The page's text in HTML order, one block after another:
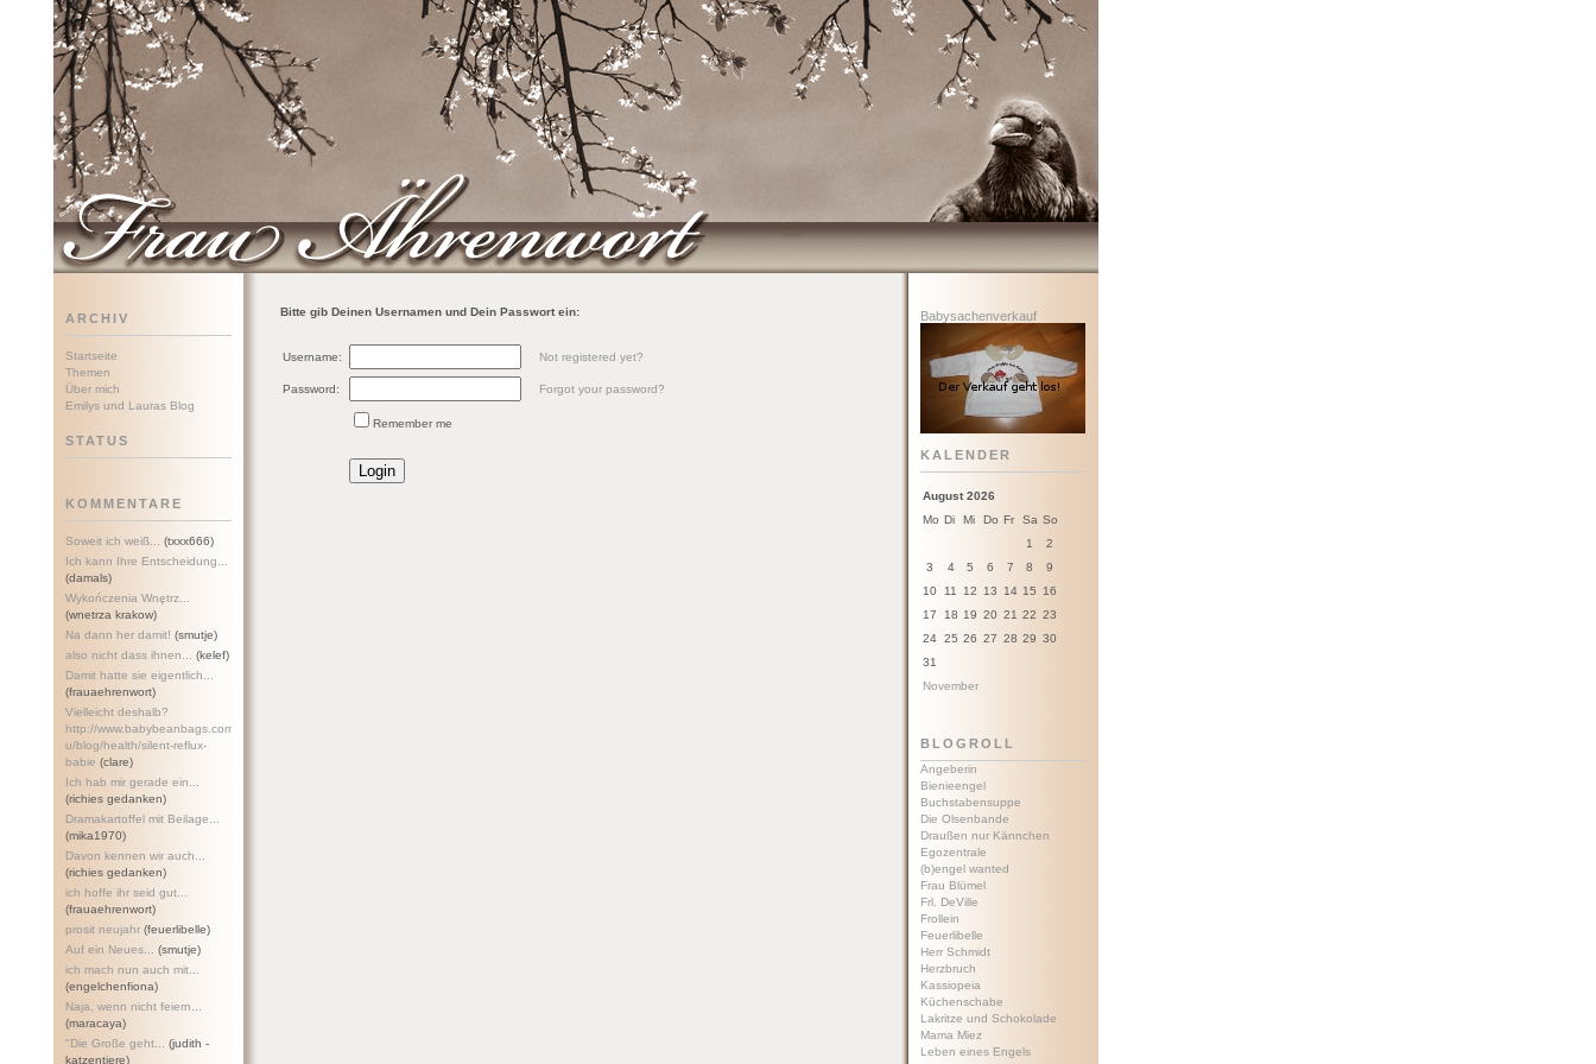
ARCHIV
Startseite
Themen
Über mich
Emilys und Lauras Blog
STATUS
KOMMENTARE
Soweit ich weiß...
(txxx666)
Ich kann Ihre Entscheidung...
(damals)
Wykończenia Wnętrz...
(wnetrza krakow)
Na dann her damit! (smutje)
also nicht dass ihnen...
(kelef)
Damit hatte sie eigentlich...
(frauaehrenwort)
Vielleicht deshalb?
http://www.babybeanbags.com.a
u/blog/health/silent-reflux-
babie (clare)
Ich hab mir gerade ein...
(richies gedanken)
Dramakartoffel mit Beilage...
(mika1970)
Davon kennen wir auch...
(richies gedanken)
ich hoffe ihr seid gut...
(frauaehrenwort)
prosit neujahr (feuerlibelle)
Auf ein Neues...
(smutje)
ich mach nun auch mit...
(engelchenfiona)
Naja, wenn nicht feiern...
(maracaya)
"Die Große geht...
(judith -
katzentiere)
Bitte gib Deinen Usernamen und Dein Passwort ein:
Username: Not registered yet?
Password: Forgot your password?
Remember me
Babysachenverkauf
KALENDER
August 2026
Mo Di Mi Do Fr Sa So
1
2
3
4 5 6 7 8
9
10
11 12 13 14 15
16
17
18 19 20 21 22 23
24 25 26 27 28 29 30
31
November
BLOGROLL
Angeberin
Bienieengel
Buchstabensuppe
Die Olsenbande
Draußen nur Kännchen
Egozentrale
(b)engel wanted
Frau Blümel
Frl. DeVille
Frollein
Feuerlibelle
Herr Schmidt
Herzbruch
Kassiopeia
Küchenschabe
Lakritze und Schokolade
Mama Miez
Leben eines Engels